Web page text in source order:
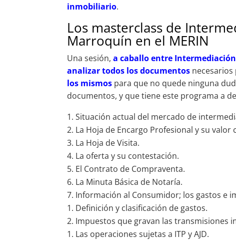
inmobiliario.
Los masterclass de
Marroquín en el MERIN
Una sesión, a caballo entre
analizar todos los documentos
los mismos para que no quede ninguna
documentos, y que tiene este programa a
Situación actual del mercado de
La Hoja de Encargo Profesional y su valor
La Hoja de Visita.
La oferta y su contestación.
El Contrato de Compraventa.
La Minuta Básica de Notaría.
Información al Consumidor; los gastos e
Definición y clasificación de gastos.
Impuestos que gravan las transmisiones
Las operaciones sujetas a ITP y AJD.